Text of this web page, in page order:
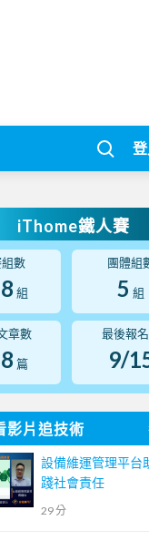
iThome鐵人賽
數
組
團體組
5 組
章數
篇
最後報
9/
影片追技術
設備維運管理平台
踐社會責任
29 分